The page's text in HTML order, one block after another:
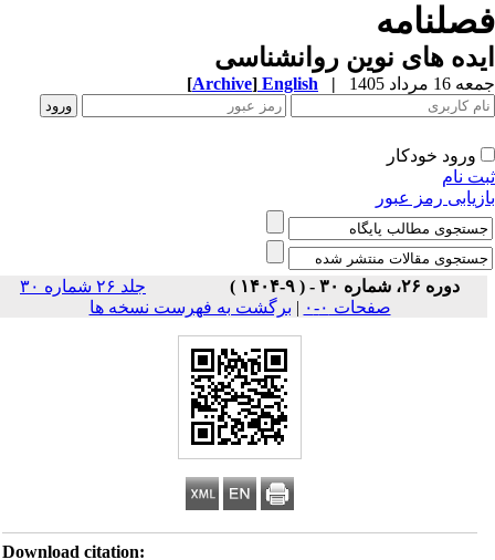
های نوین روانشناسی
مرداد 1405 |
English
[Archive]
ورود خودکار
نام
رمز عبور
دوره ۲۶، شماره ۳۰ - ( ۹-۱۴۰۴ )
جلد ۲۶ شماره ۳۰
صفحات ۰-۰
| برگشت به فهرست نسخه ها
Download citation: